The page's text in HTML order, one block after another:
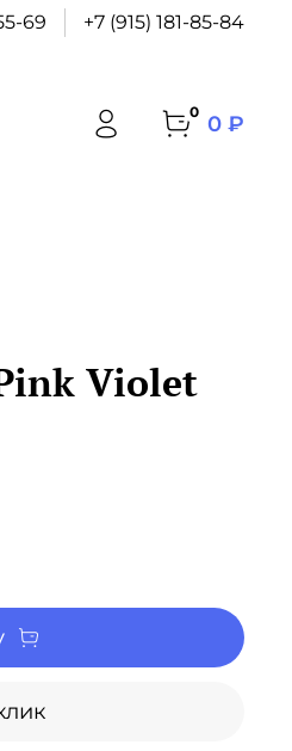
69 +7 (915) 181-85-84
0 0 ₽
Violet